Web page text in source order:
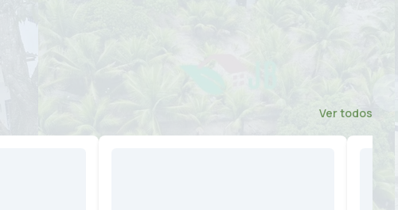
Ver todos